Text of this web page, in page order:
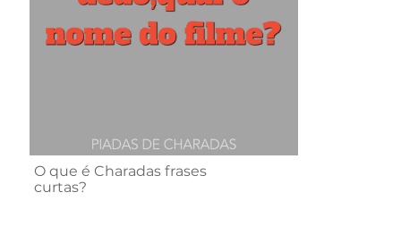
O que é Charadas frases
curtas?